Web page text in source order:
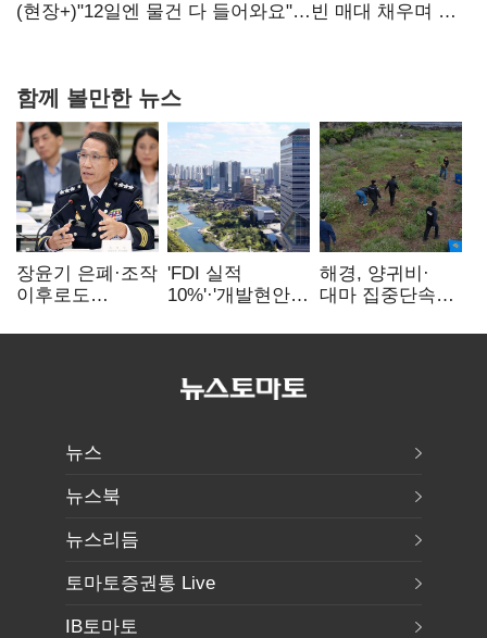
숙제
(현장+)"12일엔 물건 다 들어와요"…빈 매대 채우며 문
함께 볼만한 뉴스
장윤기 은폐·조작
이후로도
내부비위…경찰
'FDI 실적
10%'·'개발현안
인천경제청장
해경, 양귀비·
대마 집중단속…
249명 검거
뉴스
뉴스북
뉴스리듬
토마토증권통 Live
IB토마토